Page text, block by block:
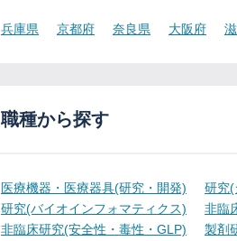
兵庫県 京都府 奈良県 大阪府
職種から探す
医療機器・医療器具(研究・開発) 研究(
研究(バイオインフォマティクス)
非臨
非臨床研究(安全性・毒性・GLP)
製剤